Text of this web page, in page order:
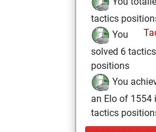
tactics
You
solved 6 tactics
positions
You
an Elo of 1554
tactics